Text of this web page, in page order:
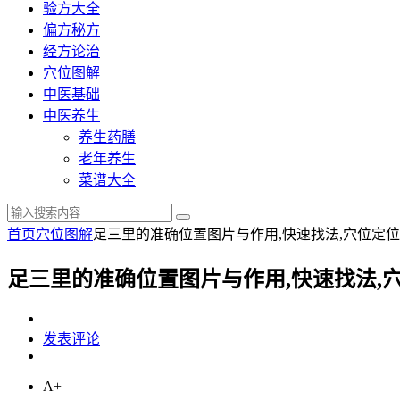
验方大全
偏方秘方
经方论治
穴位图解
中医基础
中医养生
养生药膳
老年养生
菜谱大全
首页穴位图解足三里的准确位置图片与作用,快速找法,穴位定位
足三里的准确位置图片与作用,快速找法,
发表评论
A+